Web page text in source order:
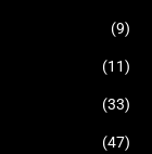
(9)
(11)
(33)
(47)